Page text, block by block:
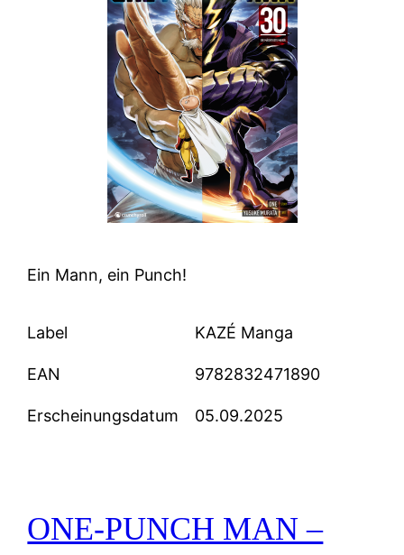
Ein Mann, ein Punch!
Label KAZÉ Manga
EAN 9782832471890
Erscheinungsdatum 05.09.2025
ONE-PUNCH MAN –